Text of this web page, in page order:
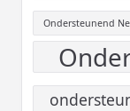
Ondersteunend